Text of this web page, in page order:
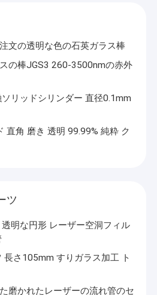
文の透明な色の石英ガラス棒
の棒JGS3 260-3500nmの赤外
リッドシリンダー 直径0.1mm
直角 磨き 透明 99.99% 純粋 ク
ツ
明な円形 レーザー空洞フィル
長さ105mm すりガラス加工 ト
磨かれたレーザーの流れ管のセ
は1998年に設立され、研究開発、
ク総合ガラス加工企業です。
、アジア、ヨーロッパ、米国、韓
頼を得ています。ガラス深加工分野
ランドを確立しています。